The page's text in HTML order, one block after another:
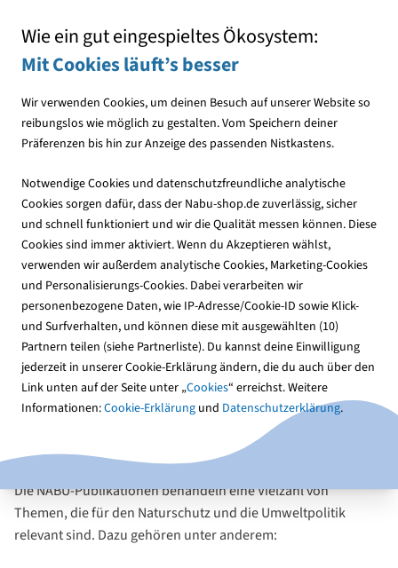
Wie ein gut eingespieltes Ökosystem:
Mit Cookies läuft’s besser
Wir verwenden Cookies, um deinen Besuch auf unserer Website so
reibungslos wie möglich zu gestalten. Vom Speichern deiner
Präferenzen bis hin zur Anzeige des passenden Nistkastens.
Notwendige Cookies und datenschutzfreundliche analytische
Cookies sorgen dafür, dass der Nabu-shop.de zuverlässig, sicher
und schnell funktioniert und wir die Qualität messen können. Diese
Cookies sind immer aktiviert. Wenn du Akzeptieren wählst,
verwenden wir außerdem analytische Cookies, Marketing-Cookies
und Personalisierungs-Cookies. Dabei verarbeiten wir
personenbezogene Daten, wie IP-Adresse/Cookie-ID sowie Klick-
und Surfverhalten, und können diese mit ausgewählten (10)
Partnern teilen (siehe Partnerliste). Du kannst deine Einwilligung
jederzeit in unserer Cookie-Erklärung ändern, die du auch über den
Link unten auf der Seite unter „Cookies“ erreichst. Weitere
Informationen:Cookie-Erklärung und Datenschutzerklärung.
hilfeseite-publikationen
Alles zum Thema
Publikationen
Was sind NABU-Publikationen?
Vielen Dank für dein Interesse an Natur und Umwelt! NABU-
Publikationen sind Informationsmaterialien, die vom
Naturschutzbund Deutschland (NABU) oder der
Naturschutzjugend (NAJU) herausgegeben werden. Die
NABU-Publikationen umfassen verschiedene Formate wie
Broschüren, Flyer, Studien, Positionspapiere, Erklärungen,
Hintergrundpapiere und Zeitschriften.
Die NABU-Publikationen behandeln eine Vielzahl von
Themen, die für den Naturschutz und die Umweltpolitik
relevant sind. Dazu gehören unter anderem: